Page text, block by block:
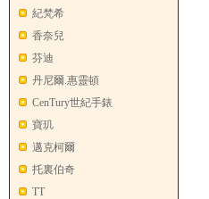
紀梵希
香奈兒
芬迪
丹尼爾.惠靈頓
CenTury世紀手錶
寶玑
邁克柯爾
托裏伯奇
TT